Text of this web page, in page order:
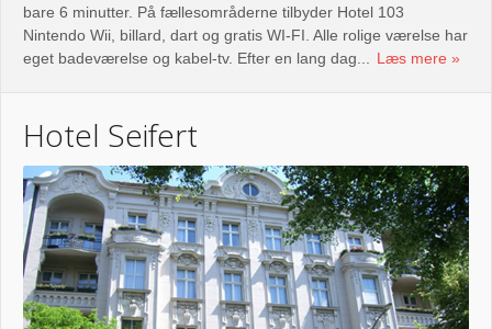
bare 6 minutter. På fællesområderne tilbyder Hotel 103
Nintendo Wii, billard, dart og gratis WI-FI. Alle rolige værelse har
eget badeværelse og kabel-tv. Efter en lang dag...
Læs mere
Hotel Seifert